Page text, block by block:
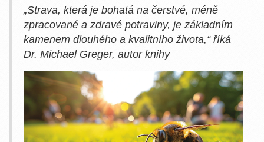
„Strava, která je bohatá na čerstvé, méně
zpracované a zdravé potraviny, je základním
kamenem dlouhého a kvalitního života,“ říká
Dr. Michael Greger, autor knihy